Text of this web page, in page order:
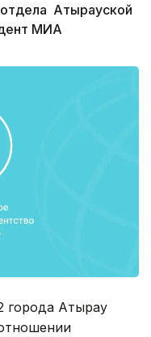
Атырауской
МИА
города Атырау